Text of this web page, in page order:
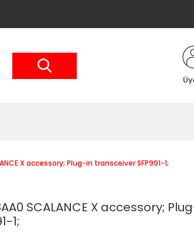
X accessory; Plug-in transceiver SFP991-1;
SCALANCE X accessory;
1;